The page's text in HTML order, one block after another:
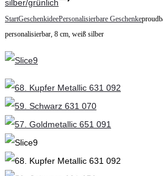
silber/grünlich
StartGeschenkideePersonalisierbare Geschenke
personalisierbar, 8 cm, weiß silber